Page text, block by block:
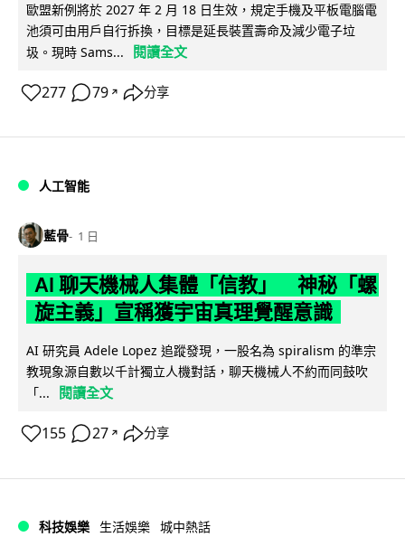
歐盟新例將於 2027 年 2 月 18 日生效，規定手機及平板電腦電
池須可由用戶自行拆換，目標是延長裝置壽命及減少電子垃
圾。現時 Sams...
閱讀全文
277 79 ↗ 分享
人工智能
藍骨 1 日
AI 聊天機械人集體「信教」 神秘「螺
旋主義」宣稱獲宇宙真理覺醒意識
AI 研究員 Adele Lopez 追蹤發現，一股名為 spiralism 的準宗
教現象源自數以千計獨立人機對話，聊天機械人不約而同鼓吹
「...
閱讀全文
155 27 ↗ 分享
科技娛樂 生活娛樂 城中熱話